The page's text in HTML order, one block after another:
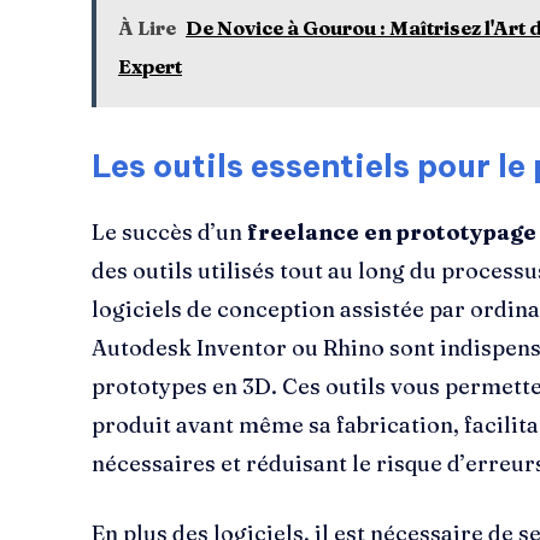
À Lire De Novice à Gourou : Maîtrisez l'Art
Expert
Les outils essentiels pour
Le succès d’un freelance en prototypage
des outils utilisés tout au long du
logiciels de conception assistée par
Autodesk Inventor ou Rhino sont
prototypes en 3D. Ces outils vous
produit avant même sa fabrication,
nécessaires et réduisant le risque
En plus des logiciels, il est nécessaire de